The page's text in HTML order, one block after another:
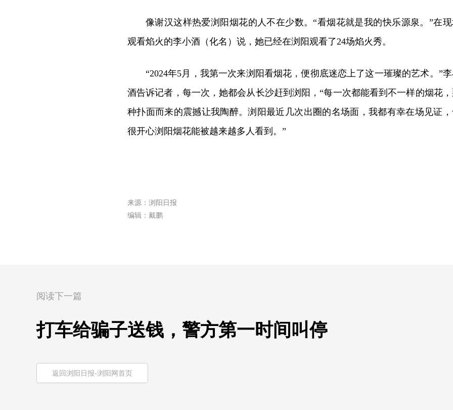
像谢汉这样热爱浏阳烟花的人不在少数。“看烟花就是我的快乐源泉。”在
观看焰火的李小酒（化名）说，她已经在浏阳观看了24场焰火秀。
“2024年5月，我第一次来浏阳看烟花，便彻底迷恋上了这一璀璨的艺术。”
酒告诉记者，每一次，她都会从长沙赶到浏阳，“每一次都能看到不一样的烟花
种扑面而来的震撼让我陶醉。浏阳最近几次出圈的名场面，我都有幸在场见证
很开心浏阳烟花能被越来越多人看到。”
来源：浏阳日报
编辑：戴鹏
阅读下一篇
打车给骗子送钱，警方第一时间叫停
返回浏阳日报-浏阳网首页